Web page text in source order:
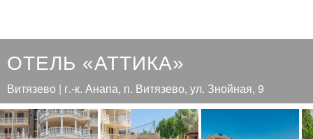
ОТЕЛЬ «АТТИКА»
Витязево | г.-к. Анапа, п. Витязево, ул. Знойная, 9